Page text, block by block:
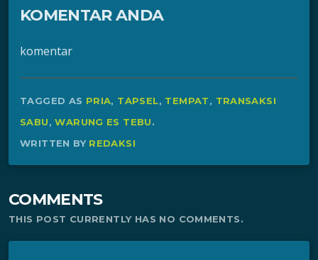
KOMENTAR ANDA
komentar
TAGGED AS PRIA, TAPSEL, TEMPAT, TRANSAKSI
SABU,WARUNG ES TEBU.
WRITTEN BY REDAKSI
COMMENTS
THIS POST CURRENTLY HAS NO COMMENTS.